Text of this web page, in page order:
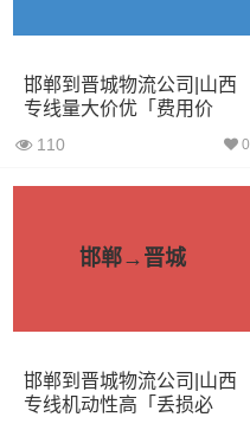
车
小型货
28立方
6米8货
43立方
邯郸到晋城物流公司|山西
专线量大价优「费用价
110 0
邯郸→晋城
邯郸到晋城物流公司|山西
专线机动性高「丢损必